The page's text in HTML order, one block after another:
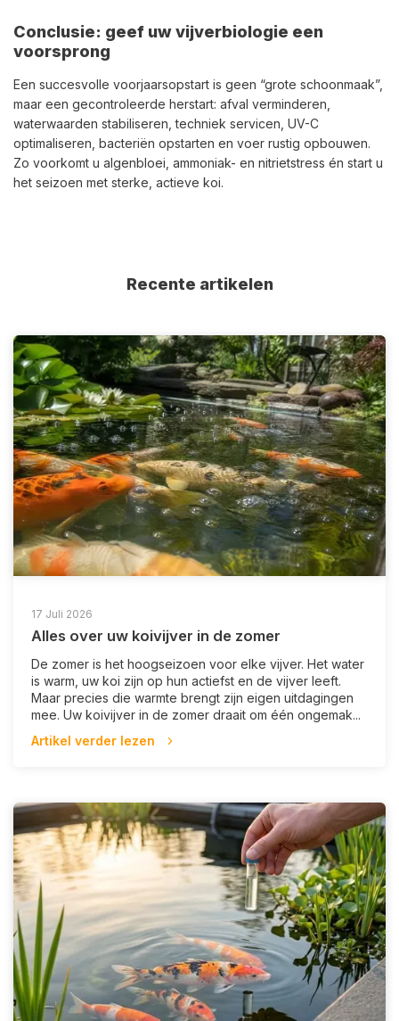
Conclusie: geef uw vijverbiologie een
voorsprong
Een succesvolle voorjaarsopstart is geen “grote schoonmaak”,
maar een gecontroleerde herstart: afval verminderen,
waterwaarden stabiliseren, techniek servicen, UV-C
optimaliseren, bacteriën opstarten en voer rustig opbouwen.
Zo voorkomt u algenbloei, ammoniak- en nitrietstress én start u
het seizoen met sterke, actieve koi.
Recente artikelen
17 Juli 2026
Alles over uw koivijver in de zomer
De zomer is het hoogseizoen voor elke vijver. Het water
is warm, uw koi zijn op hun actiefst en de vijver leeft.
Maar precies die warmte brengt zijn eigen uitdagingen
mee. Uw koivijver in de zomer draait om één ongemak...
Artikel verder lezen